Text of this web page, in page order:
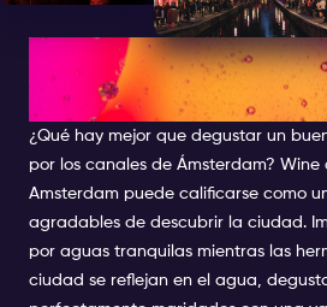
EXPLORAR LOS
DEL VINO Y EL
¿Qué hay mejor que degustar un
por los canales de Ámsterdam? Wine
Amsterdam puede calificarse como
agradables de descubrir la ciudad.
por aguas tranquilas mientras las
ciudad se reflejan en el agua,